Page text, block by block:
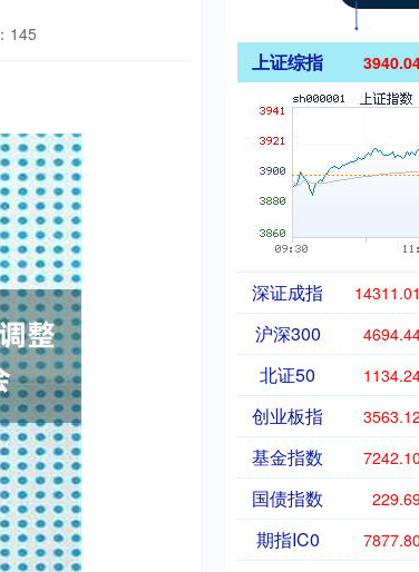
145
上证综指
深证成指 14311.01
沪深300
北证50
创业板指 3563.12
基金指数 7242.10
国债指数
期指IC0 7877.80